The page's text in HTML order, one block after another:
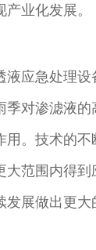
业化发展。
液应急处理
季对渗滤液
。技术的不
大范围内得到
展做出更大